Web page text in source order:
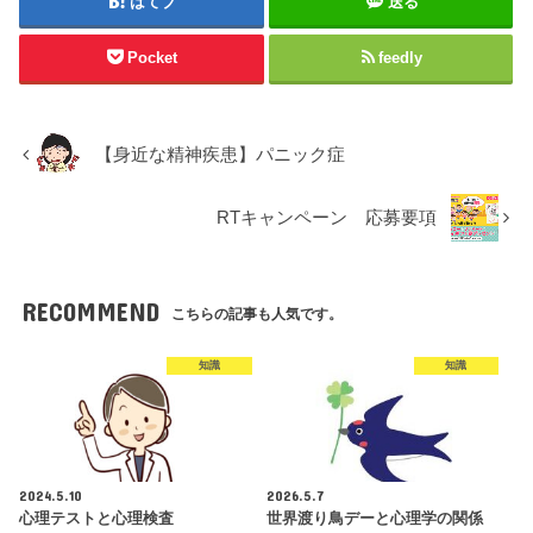
Pocket feedly
【身近な精神疾患】パニック症
RTキャンペーン 応募要項
RECOMMEND こちらの記事も人気です。
知識
2024.5.10
心理テストと心理検査
知識
2026.5.7
世界渡り鳥デーと心理学の関係